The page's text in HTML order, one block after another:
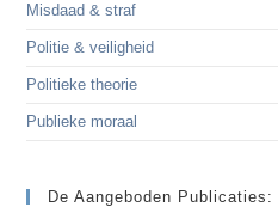
Misdaad & straf
Politie & veiligheid
Politieke theorie
Publieke moraal
De Aangeboden